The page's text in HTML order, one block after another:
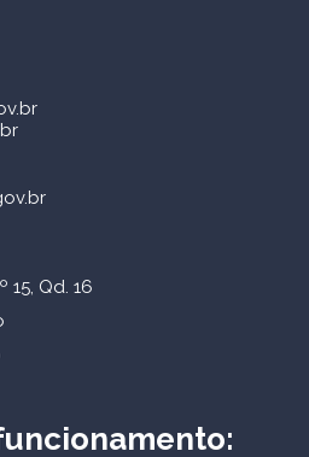
15, Qd. 16